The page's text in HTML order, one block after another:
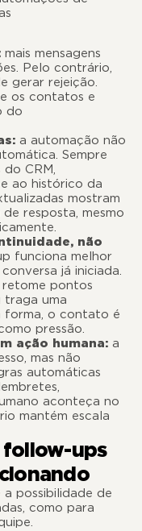
mais mensagens
Pelo contrário,
gerar rejeição.
os contatos e
do
a automação não
Sempre
CRM,
ao histórico da
mostram
resposta, mesmo
não
funciona melhor
já iniciada.
retome pontos
traga uma
forma, o contato é
pressão.
ação humana: a
mas não
automáticas
aconteça no
mantém escala
follow-ups
possibilidade de
como para